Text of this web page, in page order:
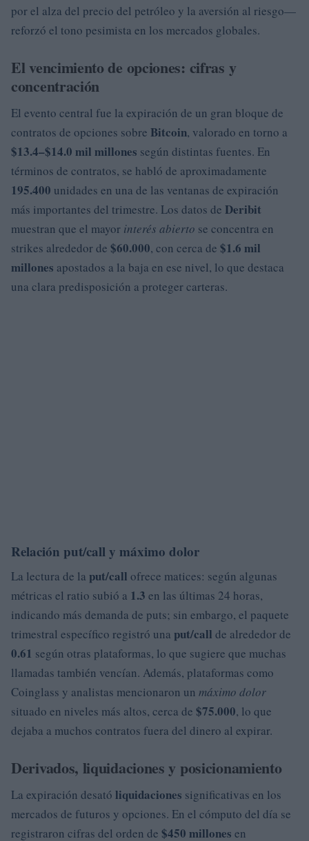
por el alza del precio del petróleo y la aversión al riesgo—
reforzó el tono pesimista en los mercados globales.
El vencimiento de opciones: cifras y
concentración
El evento central fue la expiración de un gran bloque de
contratos de opciones sobre Bitcoin, valorado en torno a
$13.4–$14.0 mil millones según distintas fuentes. En
términos de contratos, se habló de aproximadamente
195.400 unidades en una de las ventanas de expiración
más importantes del trimestre. Los datos de Deribit
muestran que el mayor interés abierto se concentra en
strikes alrededor de $60.000, con cerca de $1.6 mil
millones apostados a la baja en ese nivel, lo que destaca
una clara predisposición a proteger carteras.
Relación put/call y máximo dolor
La lectura de la put/call ofrece matices: según algunas
métricas el ratio subió a 1.3 en las últimas 24 horas,
indicando más demanda de puts; sin embargo, el paquete
trimestral específico registró una put/call de alrededor de
0.61 según otras plataformas, lo que sugiere que muchas
llamadas también vencían. Además, plataformas como
Coinglass y analistas mencionaron un máximo dolor
situado en niveles más altos, cerca de $75.000, lo que
dejaba a muchos contratos fuera del dinero al expirar.
Derivados, liquidaciones y posicionamiento
La expiración desató liquidaciones significativas en los
mercados de futuros y opciones. En el cómputo del día se
registraron cifras del orden de $450 millones en